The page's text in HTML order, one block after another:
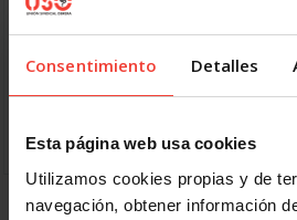
Consentimiento Detalles
Esta página web usa cookies
Utilizamos cookies propias y de
navegación, obtener información
Crecen los cotizantes, pero
trabajadas: sube la
16 FEBRERO, 2023
La afiliación a la Seguridad Social
con menor salario España aún…